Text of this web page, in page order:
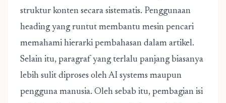
struktur konten secara sistematis. Penggunaan
heading yang runtut membantu mesin pencari
memahami hierarki pembahasan dalam artikel.
Selain itu, paragraf yang terlalu panjang biasanya
lebih sulit diproses oleh AI systems maupun
pengguna manusia. Oleh sebab itu, pembagian isi